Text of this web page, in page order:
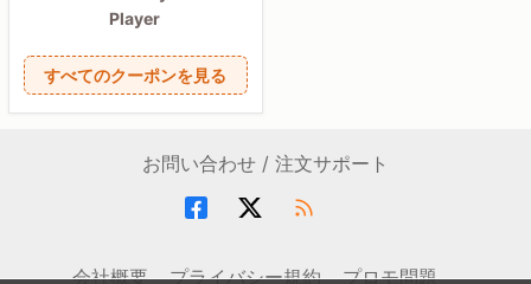
Player
すべてのクーポンを見る
お問い合わせ / 注文サポート
会社概要 プライバシー規約 プロモ問題